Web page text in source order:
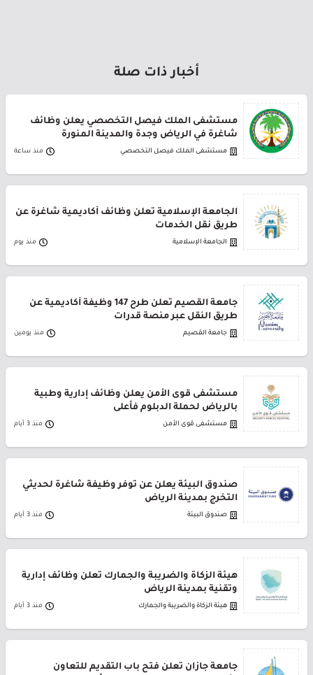
أخبار ذات صلة
مستشفى الملك فيصل التخصصي يعلن وظائف
شاغرة في الرياض وجدة والمدينة المنورة
مستشفى الملك فيصل التخصصي منذ ساعة
الجامعة الإسلامية تعلن وظائف أكاديمية شاغرة عن
طريق نقل الخدمات
الجامعة الإسلامية منذ يوم
جامعة القصيم تعلن طرح 147 وظيفة أكاديمية عن
طريق النقل عبر منصة قدرات
جامعة القصيم منذ يومين
مستشفى قوى الأمن يعلن وظائف إدارية وطبية
بالرياض لحملة الدبلوم فأعلى
مستشفى قوى الأمن منذ 3 أيام
صندوق البيئة يعلن عن توفر وظيفة شاغرة لحديثي
التخرج بمدينة الرياض
صندوق البيئة منذ 3 أيام
هيئة الزكاة والضريبة والجمارك تعلن وظائف إدارية
وتقنية بمدينة الرياض
هيئة الزكاة والضريبة والجمارك منذ 3 أيام
جامعة جازان تعلن فتح باب التقديم للتعاون